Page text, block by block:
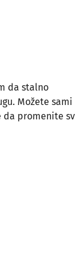
da stalno
Možete sami
promenite